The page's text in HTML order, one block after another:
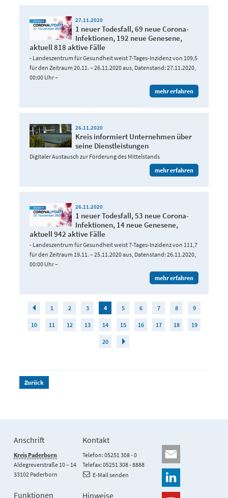
27.11.2020
1 neuer Todesfall, 69 neue Corona-
Infektionen, 192 neue Genesene,
aktuell 818 aktive Fälle
- Landeszentrum für Gesundheit weist 7-Tages-Inzidenz von 109,5
für den Zeitraum 20.11. – 26.11.2020 aus, Datenstand: 27.11.2020,
00:00 Uhr –
mehr erfahren
26.11.2020
Kreis informiert Unternehmen über
seine Dienstleistungen
Digitaler Austausch zur Förderung des Mittelstands
mehr erfahren
26.11.2020
1 neuer Todesfall, 53 neue Corona-
Infektionen, 14 neue Genesene,
aktuell 942 aktive Fälle
- Landeszentrum für Gesundheit weist 7-Tages-Inzidenz von 111,7
für den Zeitraum 19.11. – 25.11.2020 aus, Datenstand: 26.11.2020,
00:00 Uhr –
mehr erfahren
1 2 3 4 5 6 7 8 9
10 11 12 13 14 15 16 17 18 19
20
Zurück
Anschrift
Kreis Paderborn
Aldegreverstraße 10 – 14
33102 Paderborn
Kontakt
Telefon: 05251 308 - 0
Telefax: 05251 308 - 8888
E-Mail senden
Funktionen Hinweise